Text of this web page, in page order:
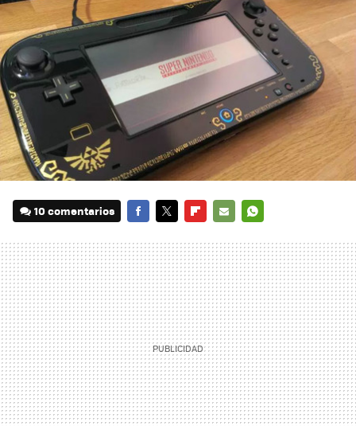
10 comentarios
MAIL